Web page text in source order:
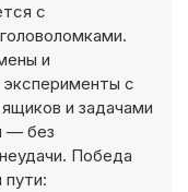
с
и
эксперименты с
и задачами
— без
Победа
пути: